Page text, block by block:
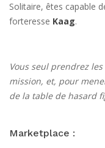
Solitaire, êtes capable
forteresse Kaag.
Vous seul prendrez
mission, et, pour
de la table de hasard
Marketplace :